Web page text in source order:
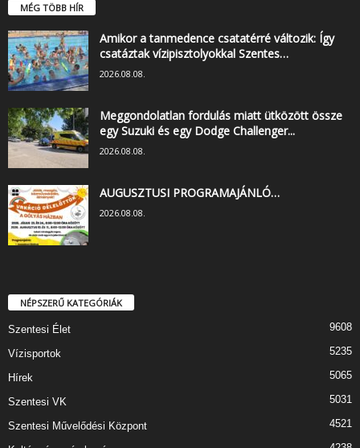
MÉG TÖBB HÍR
Amikor a tanmedence csatatérré változik: Így
csatáztak vízipisztolyokkal Szentes…
2026.08.08.
Meggondolatlan fordulás miatt ütközött össze
egy Suzuki és egy Dodge Challenger...
2026.08.08.
AUGUSZTUSI PROGRAMAJÁNLÓ…
2026.08.08.
NÉPSZERŰ KATEGÓRIÁK
Szentesi Élet 9608
Vízisportok 5235
Hírek 5065
Szentesi VK 5031
Szentesi Művelődési Központ 4521